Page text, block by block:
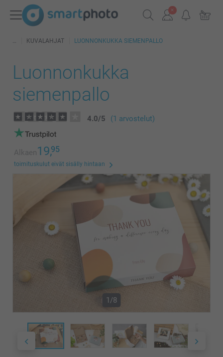
KUVALAHJAT LUONNONKUKKA SIEMENPALLO
Luonnonkukka
siemenpallo
4.0/5 (1 arvostelut)
Alkaen19,95
toimituskulut eivät sisälly hintaan
1/8